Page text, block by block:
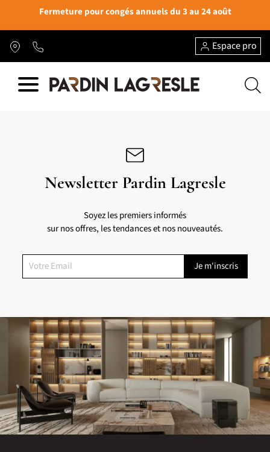
Fermeture pour congés annuels du 3 au 24 août
Espace pro
Newsletter Pardin Lagresle
Soyez les premiers informés
sur nos offres, les tendances et nos nouveautés.